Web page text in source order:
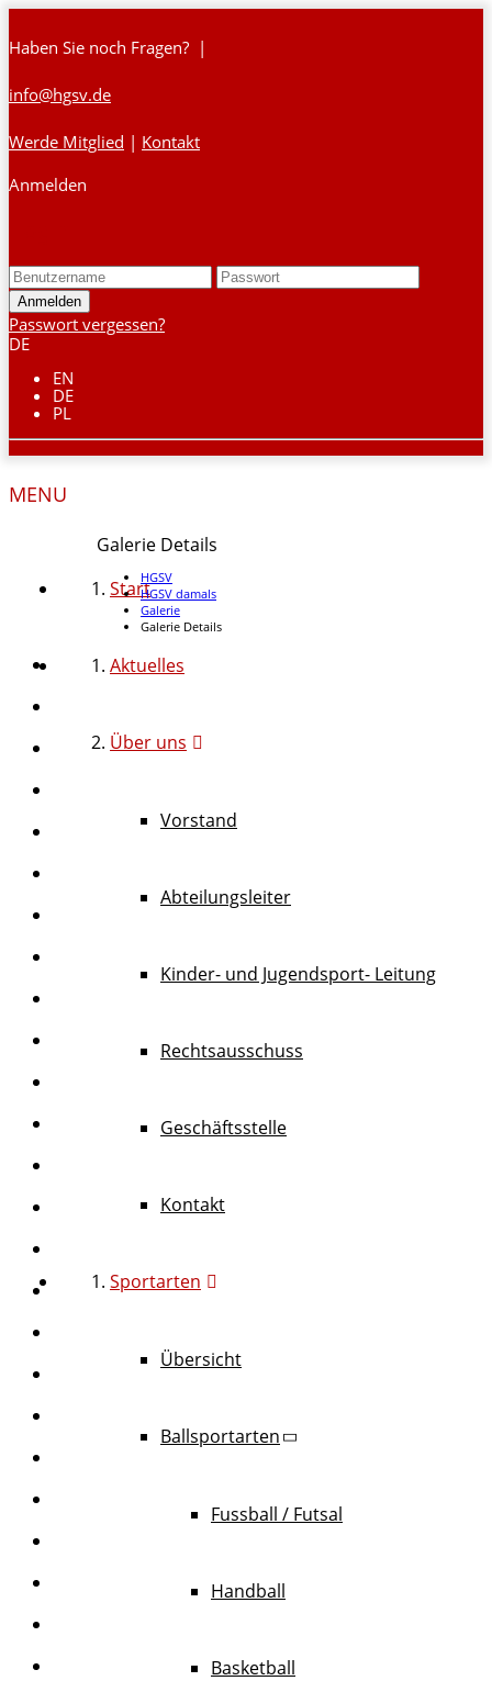
Haben Sie noch Fragen? |
info@hgsv.de
Werde Mitglied | Kontakt
Anmelden
Passwort vergessen?
DE
EN
DE
PL
MENU
Start
Aktuelles
Über uns
Vorstand
Abteilungsleiter
Kinder- und Jugendsport- Leitung
Rechtsausschuss
Geschäftsstelle
Kontakt
Sportarten
Übersicht
Ballsportarten
Fussball / Futsal
Handball
Basketball
Galerie Details
HGSV
HGSV damals
Galerie
Galerie Details